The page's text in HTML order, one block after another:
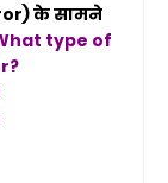
के सामने
type of